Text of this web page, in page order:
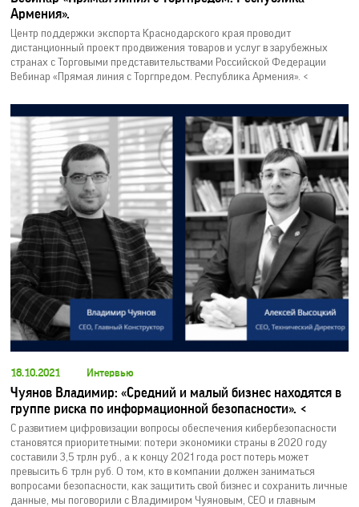
Армения».
Центр поддержки экспорта Краснодарского края проводит
дистанционный проект продвижения товаров и услуг в зарубежных
странах с Торговыми представительствами Российской Федерации
Вебинар «Прямая линия с Торгпредом. Республика Армения». <
18.10.2021 Интервью
Чуянов Владимир: «Средний и малый бизнес находятся в
группе риска по информационной безопасности». <
С развитием цифровизации вопросы обеспечения кибербезопасности
становятся приоритетными: потери экономики страны в 2020 году
составили 3,5 трлн руб., а к концу 2021 года рост потерь может
превысить 6 трлн руб. О том, кто в компании должен заниматься
вопросами безопасности, как защитить свой бизнес и сохранить личные
данные, мы поговорили с Владимиром Чуяновым, СEO и главным